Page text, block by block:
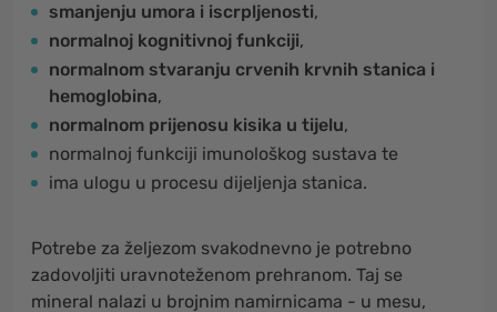
smanjenju umora i iscrpljenosti,
normalnoj kognitivnoj funkciji,
normalnom stvaranju crvenih krvnih stanica i
hemoglobina,
normalnom prijenosu kisika u tijelu,
normalnoj funkciji imunološkog sustava te
ima ulogu u procesu dijeljenja stanica.
Potrebe za željezom svakodnevno je potrebno
zadovoljiti uravnoteženom prehranom. Taj se
mineral nalazi u brojnim namirnicama - u mesu,